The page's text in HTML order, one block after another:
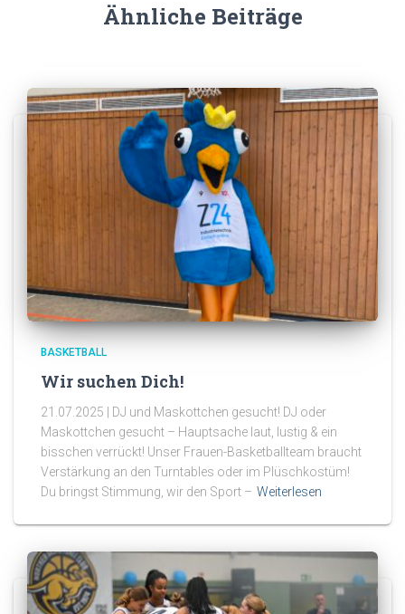
Ähnliche Beiträge
BASKETBALL
Wir suchen Dich!
21.07.2025 | DJ und Maskottchen gesucht! DJ oder
Maskottchen gesucht – Hauptsache laut, lustig & ein
bisschen verrückt! Unser Frauen-Basketballteam braucht
Verstärkung an den Turntables oder im Plüschkostüm!
Du bringst Stimmung, wir den Sport – Weiterlesen